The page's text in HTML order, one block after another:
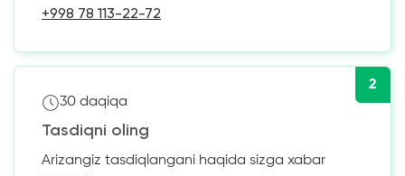
+998 78 113-22-72
2
30 daqiqa
Tasdiqni oling
Arizangiz tasdiqlangani haqida sizga xabar